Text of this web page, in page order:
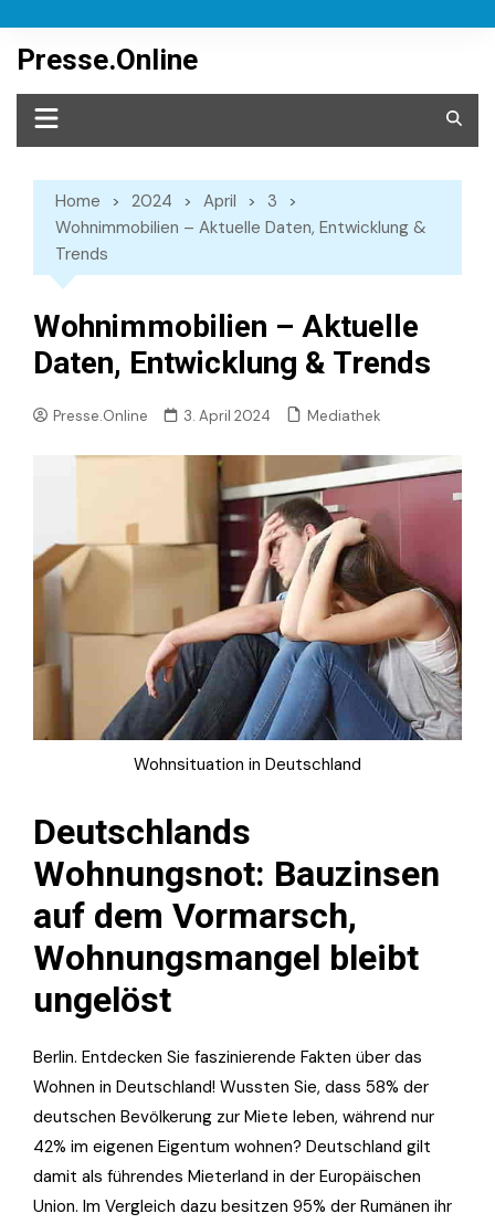
content
Presse.Online
Home 2024 April
3
Wohnimmobilien – Aktuelle Daten, Entwicklung &
Trends
Wohnimmobilien – Aktuelle
Daten, Entwicklung & Trends
Presse.Online 3. April 2024 Mediathek
Wohnsituation in Deutschland
Deutschlands
Wohnungsnot: Bauzinsen
auf dem Vormarsch,
Wohnungsmangel bleibt
ungelöst
Berlin. Entdecken Sie faszinierende Fakten über das
Wohnen in Deutschland! Wussten Sie, dass 58% der
deutschen Bevölkerung zur Miete leben, während nur
42% im eigenen Eigentum wohnen? Deutschland gilt
damit als führendes Mieterland in der Europäischen
Union. Im Vergleich dazu besitzen 95% der Rumänen ihr